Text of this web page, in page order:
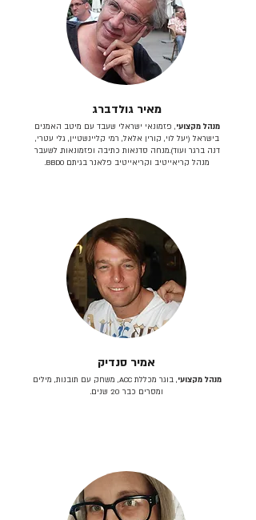
מאיר גולדברג
מנהל מקצועי, פזמונאי ישראלי שעבד עם מיטב האמנים
בישראל (יעל לוי, קורין אלאל, רמי קליינשטיין, גלי עטרי,
דנה ברגר ועוד).מנחה סדנאות כתיבה ופזמונאות. לשעבר
מנהל קריאייטיב וקריאייטיב פלאנר בגיתם BBDO.
אמיר סנדיק
מנהל מקצועי
, בוגר מכללת ACC, משחק עם תובנות, מילים
ומסרים כבר 20 שנים.